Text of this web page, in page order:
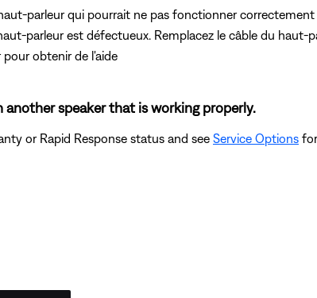
parleur qui pourrait ne pas fonctionner
parleur est défectueux. Remplacez le câble du haut-
obtenir de l'aide
speaker that is working properly.
or Rapid Response status and see Service Options